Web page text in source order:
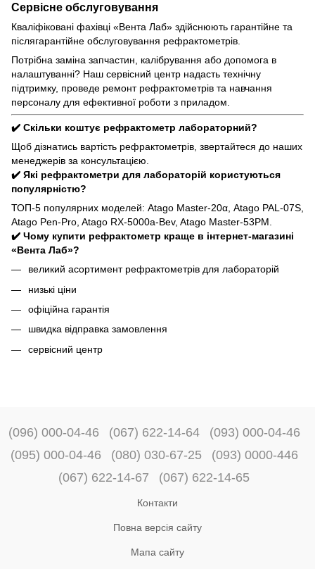
Сервісне обслуговування
Кваліфіковані фахівці «Вента Лаб» здійснюють гарантійне та
післягарантійне обслуговування рефрактометрів.
Потрібна заміна запчастин, калібрування або допомога в
налаштуванні? Наш сервісний центр надасть технічну
підтримку, проведе ремонт рефрактометрів та навчання
персоналу для ефективної роботи з приладом.
✔️ Скільки коштує рефрактометр лабораторний?
Щоб дізнатись вартість рефрактометрів, звертайтеся до наших
менеджерів за консультацією.
✔️ Які рефрактометри для лабораторій користуються
популярністю?
ТОП-5 популярних моделей: Atago Master-20α, Atago PAL-07S,
Atago Pen-Pro, Atago RX-5000a-Bev, Atago Master-53PM.
✔️ Чому купити рефрактометр краще в інтернет-магазині
«Вента Лаб»?
великий асортимент рефрактометрів для лабораторій
низькі ціни
офіційна гарантія
швидка відправка замовлення
сервісний центр
(096) 000-04-46 (067) 622-14-64
(093) 000-04-46
(095) 000-04-46
(080) 030-67-25
(093) 0000-446
(067) 622-14-67
(067) 622-14-65
Контакти
Повна версія сайту
Мапа сайту